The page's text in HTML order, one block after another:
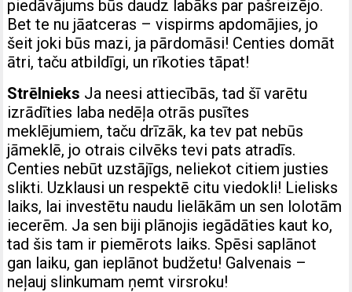
piedāvājums būs daudz labāks par pašreizējo.
Bet te nu jāatceras – vispirms apdomājies, jo
šeit joki būs mazi, ja pārdomāsi! Centies domāt
ātri, taču atbildīgi, un rīkoties tāpat!
Strēlnieks Ja neesi attiecībās, tad šī varētu
izrādīties laba nedēļa otrās pusītes
meklējumiem, taču drīzāk, ka tev pat nebūs
jāmeklē, jo otrais cilvēks tevi pats atradīs.
Centies nebūt uzstājīgs, neliekot citiem justies
slikti. Uzklausi un respektē citu viedokli! Lielisks
laiks, lai investētu naudu lielākām un sen lolotām
iecerēm. Ja sen biji plānojis iegādāties kaut ko,
tad šis tam ir piemērots laiks. Spēsi saplānot
gan laiku, gan ieplānot budžetu! Galvenais –
neļauj slinkumam ņemt virsroku!